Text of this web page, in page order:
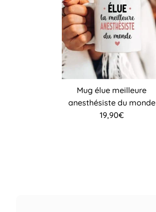
Mug élue meilleure
anesthésiste du monde
19,90€